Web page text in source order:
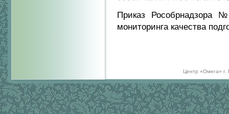
Приказ Рособрнадзора
мониторинга качества
Центр «Омега» г.